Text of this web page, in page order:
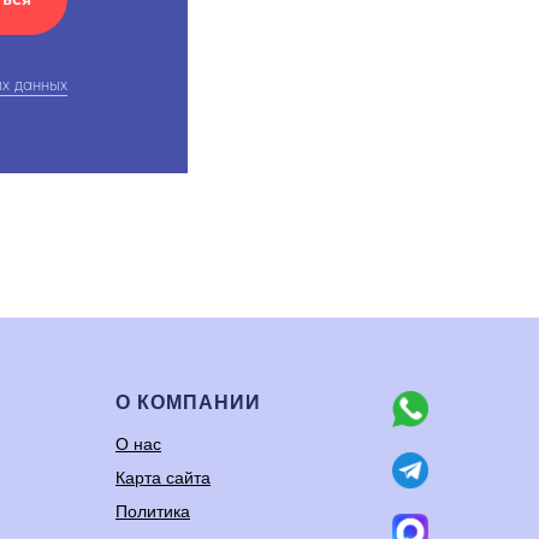
данных
О КОМПАНИИ
О нас
Карта сайта
Политика